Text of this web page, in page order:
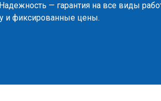
— гарантия на все виды
и фиксированные цены.